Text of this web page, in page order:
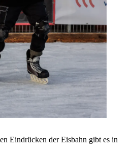
Eindrücken der Eisbahn gibt es in